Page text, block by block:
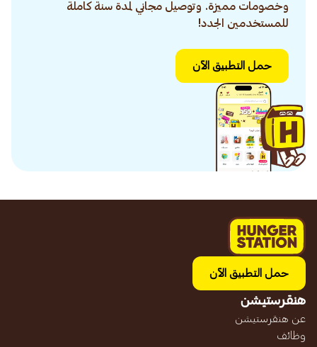
وخصومات مميزة. وتوصيل مجاني لمدة سنة كاملة
للمستخدمين الجدد!
حمل التطبيق الآن
حمل التطبيق الآن
هنقرستيشن
عن هنقرستيشن
وظائف